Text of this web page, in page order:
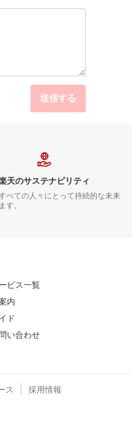
送信する
天のサステナビリティ
べての人々にとって持続的な未来
す。
ビス一覧
内
ド
い合わせ
ス 採用情報